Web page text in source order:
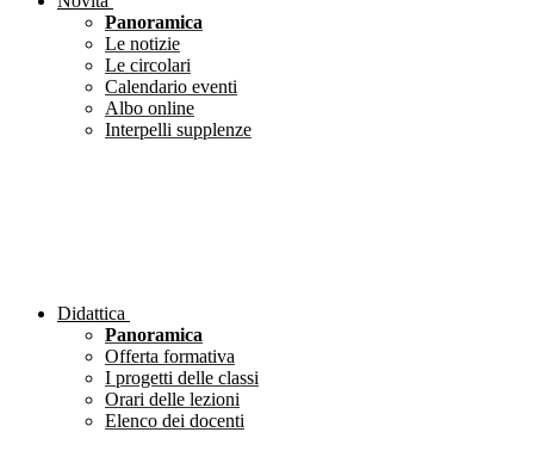
Panoramica
Le notizie
Le circolari
Calendario eventi
Albo online
Interpelli supplenze
Didattica
Panoramica
Offerta formativa
I progetti delle classi
Orari delle lezioni
Elenco dei docenti